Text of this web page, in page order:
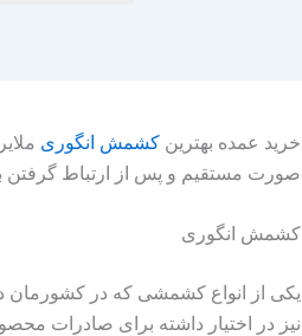
خرید عمده بهترین کشمش انگوری
صورت مستقیم و پس از ارتباط گرفتن
کشمش انگوری
یکی از انواع کشمشی که در کشورمان
نیز در اختیار داشته برای صادرات